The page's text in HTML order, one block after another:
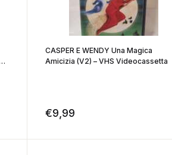
CASPER E WENDY Una Magica
Amicizia (V2) – VHS Videocassetta
€9,99